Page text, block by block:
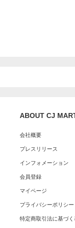
ABOUT CJ
会社概要
プレスリリース
インフォメーション
会員登録
マイページ
プライバシーポリシー
特定商取引法に基づく